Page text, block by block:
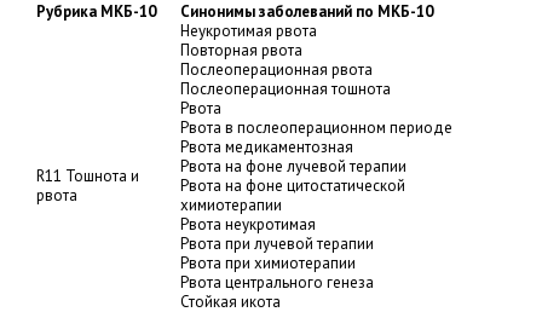
Рубрика МКБ-10 Синонимы заболеваний по МКБ-10
R11 Тошнота и
рвота
Неукротимая рвота
Повторная рвота
Послеоперационная рвота
Послеоперационная тошнота
Рвота
Рвота в послеоперационном периоде
Рвота медикаментозная
Рвота на фоне лучевой терапии
Рвота на фоне цитостатической
химиотерапии
Рвота неукротимая
Рвота при лучевой терапии
Рвота при химиотерапии
Рвота центрального генеза
Стойкая икота